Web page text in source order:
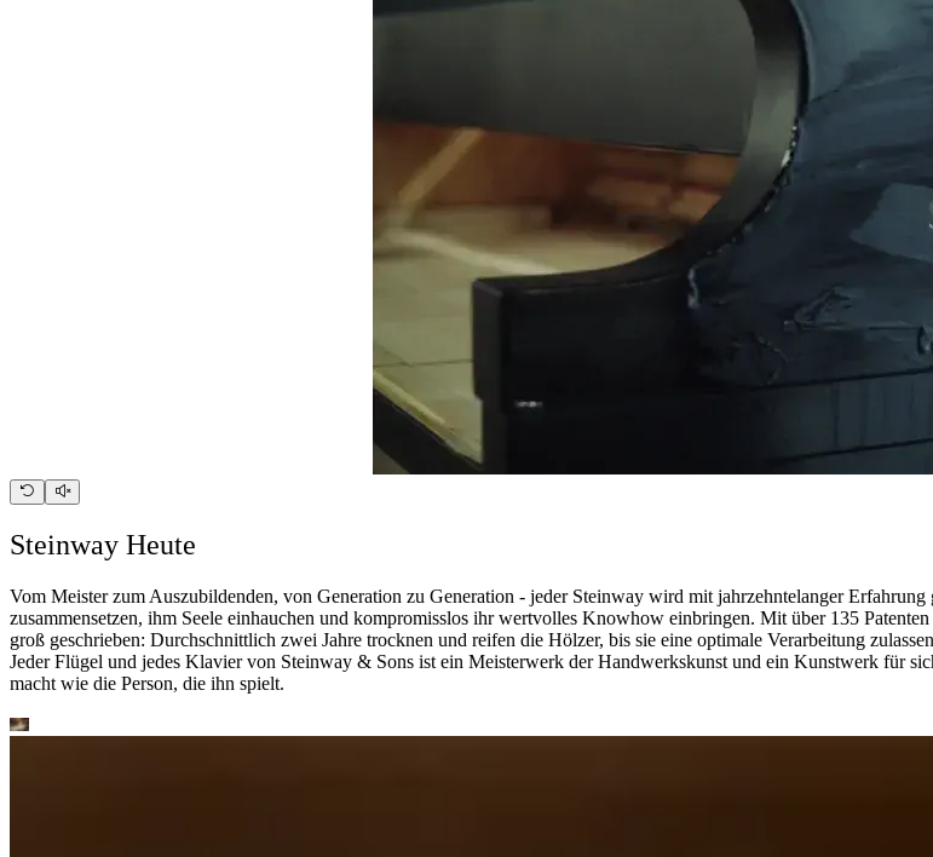
Steinway Heute
Vom Meister zum Auszubildenden, von Generation zu Generation - jeder Steinway wird mit jahrzehntelanger
zusammensetzen, ihm Seele einhauchen und kompromisslos ihr wertvolles Knowhow einbringen. Mit über 135
groß geschrieben: Durchschnittlich zwei Jahre trocknen und reifen die Hölzer, bis sie eine optimale Verarbeitung
Jeder Flügel und jedes Klavier von Steinway ⁠&⁠ Sons ist ein Meisterwerk der Handwerkskunst und ein Kunstwerk für
macht wie die Person, die ihn spielt.